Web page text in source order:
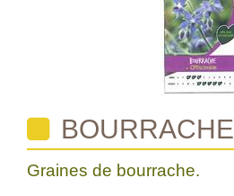
BOURRACHE
Graines de bourrache.